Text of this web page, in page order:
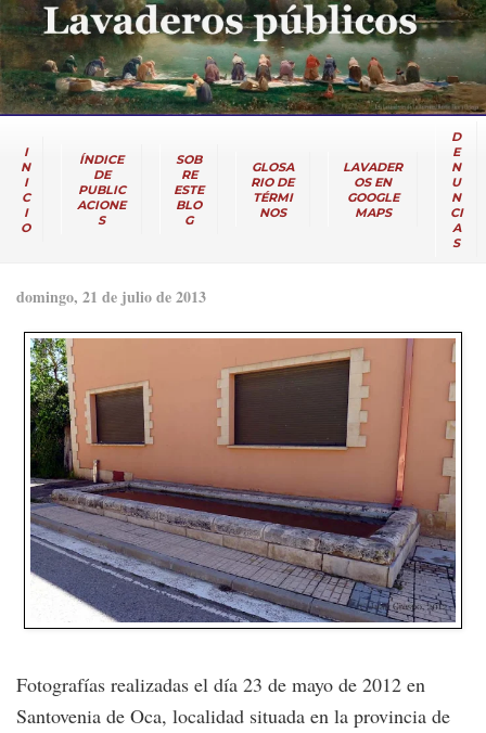
I
N
I
C
I
O
ÍNDICE
DE
PUBLIC
ACIONE
S
SOB
RE
ESTE
BLO
G
GLOSA
RIO DE
TÉRMI
NOS
LAVADER
OS EN
GOOGLE
MAPS
D
E
N
U
N
CI
A
S
domingo, 21 de julio de 2013
Fotografías realizadas el día 23 de mayo de 2012 en
Santovenia de Oca, localidad situada en la provincia de